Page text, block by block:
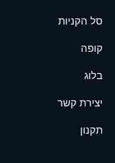
סל הקניות
קופה
בלוג
יצירת קשר
תקנון